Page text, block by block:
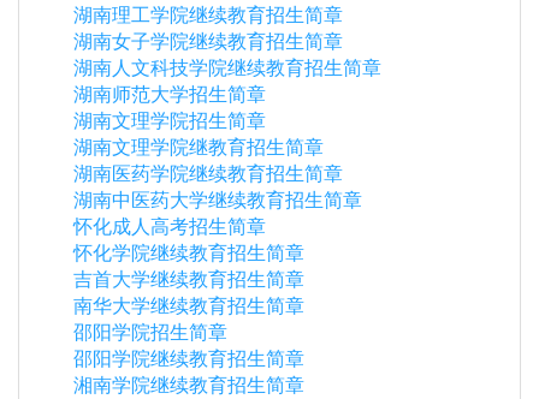
湖南理工学院继续教育招生简章
湖南女子学院继续教育招生简章
湖南人文科技学院继续教育招生简章
湖南师范大学招生简章
湖南文理学院招生简章
湖南文理学院继教育招生简章
湖南医药学院继续教育招生简章
湖南中医药大学继续教育招生简章
怀化成人高考招生简章
怀化学院继续教育招生简章
吉首大学继续教育招生简章
南华大学继续教育招生简章
邵阳学院招生简章
邵阳学院继续教育招生简章
湘南学院继续教育招生简章